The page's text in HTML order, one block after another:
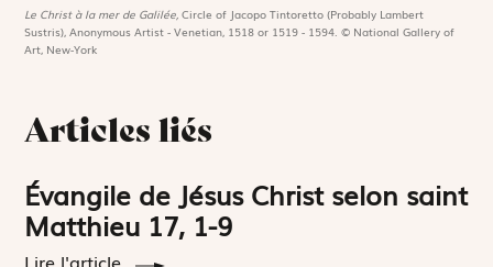
Le Christ à la mer de Galilée,Circle of Jacopo Tintoretto (Probably Lambert
Sustris), Anonymous Artist - Venetian, 1518 or 1519 - 1594. © National Gallery of
Art, New-York
Articles liés
Évangile de Jésus Christ selon saint
Matthieu 17, 1-9
Lire l'article